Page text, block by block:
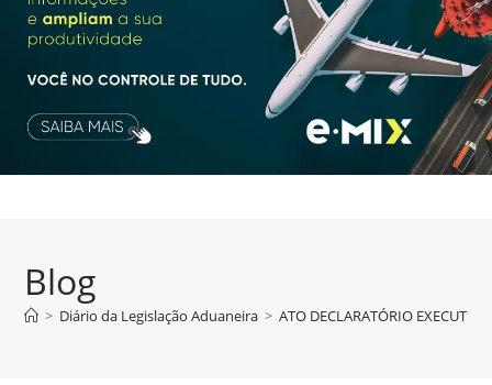
Blog
> Diário da Legislação Aduaneira > ATO DECLARATÓRIO